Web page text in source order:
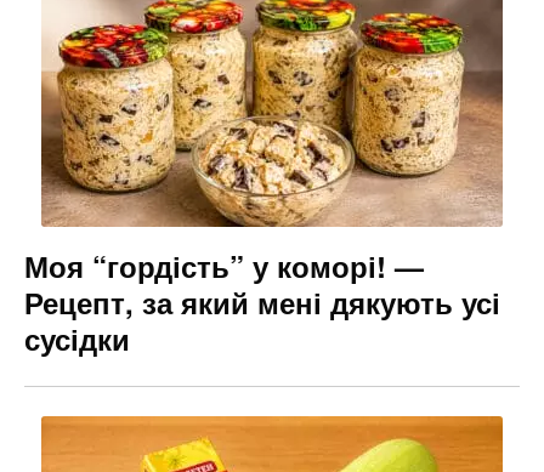
Моя “гордість” у коморі! —
Рецепт, за який мені дякують усі
сусідки